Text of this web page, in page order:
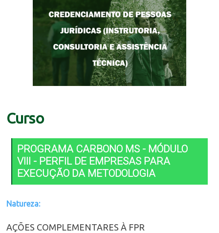
Curso
PROGRAMA CARBONO MS - MÓDULO
VIII - PERFIL DE EMPRESAS PARA
EXECUÇÃO DA METODOLOGIA
Natureza:
AÇÕES COMPLEMENTARES À FPR